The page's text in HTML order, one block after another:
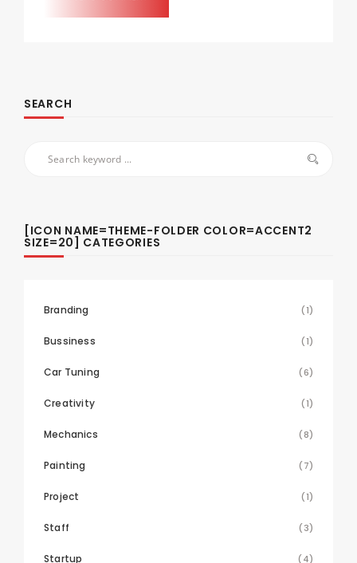
SEARCH
[ICON NAME=THEME-FOLDER COLOR=ACCENT2
SIZE=20] CATEGORIES
Branding (1)
Bussiness (1)
Car Tuning (6)
Creativity (1)
Mechanics (8)
Painting (7)
Project (1)
Staff (3)
Startup (4)